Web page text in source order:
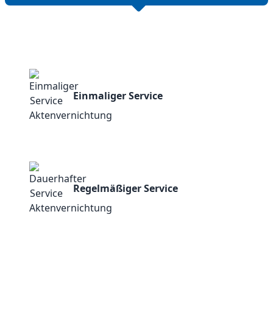
Einmaliger Service
Regelmäßiger Service